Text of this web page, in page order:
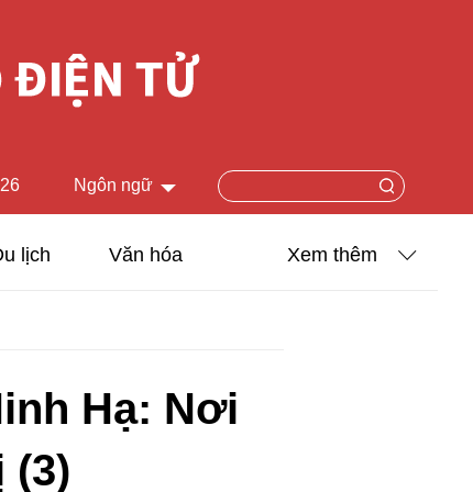
Ngôn ngữ
Español
Русский
lịch Văn hóa Xem thêm
Hạ: Nơi
(3)